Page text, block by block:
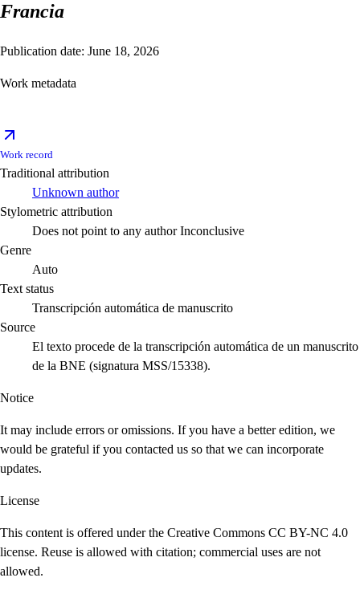
Francia
Publication date: June 18, 2026
Work metadata
Work record
Traditional attribution
Unknown author
Stylometric attribution
Does not point to any author Inconclusive
Genre
Auto
Text status
Transcripción automática de manuscrito
Source
El texto procede de la transcripción automática de un manuscrito
de la BNE (signatura MSS/15338).
Notice
It may include errors or omissions. If you have a better edition, we
would be grateful if you contacted us so that we can incorporate
updates.
License
This content is offered under the Creative Commons CC BY-NC 4.0
license. Reuse is allowed with citation; commercial uses are not
allowed.